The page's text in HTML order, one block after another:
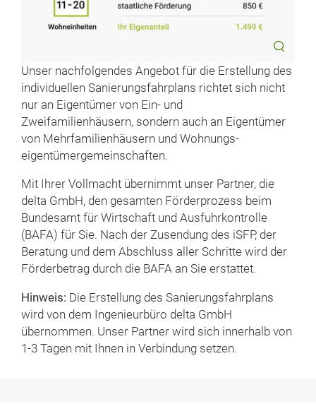
Unser nachfolgendes Angebot für die Erstellung des
individuellen Sanierungsfahrplans richtet sich nicht
nur an Eigentümer von Ein- und
Zweifamilienhäusern, sondern auch an Eigentümer
von Mehrfamilienhäusern und Wohnungs­
eigentümer­gemeinschaften.
Mit Ihrer Vollmacht übernimmt unser Partner, die
delta GmbH, den gesamten Förderprozess beim
Bundesamt für Wirtschaft und Ausfuhrkontrolle
(BAFA) für Sie. Nach der Zusendung des iSFP, der
Beratung und dem Abschluss aller Schritte wird der
Förderbetrag durch die BAFA an Sie erstattet.
Hinweis: Die Erstellung des Sanierungsfahrplans
wird von dem Ingenieurbüro delta GmbH
übernommen. Unser Partner wird sich innerhalb von
1-3 Tagen mit Ihnen in Verbindung setzen.